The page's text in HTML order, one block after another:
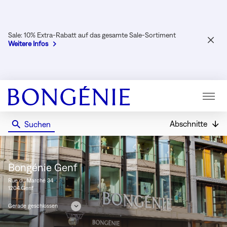
Sale: 10% Extra-Rabatt auf das gesamte Sale-Sortiment
Weitere Infos
Menü
Suchen
Abschnitte
Bongénie
Bongénie Genf
Rue du Marché 34
1204 Genf
Gerade geschlossen
Öffnungszeiten